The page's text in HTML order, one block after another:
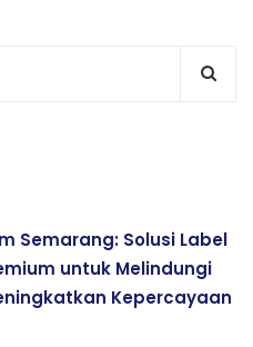
Semarang: Solusi Label
untuk Melindungi
Kepercayaan